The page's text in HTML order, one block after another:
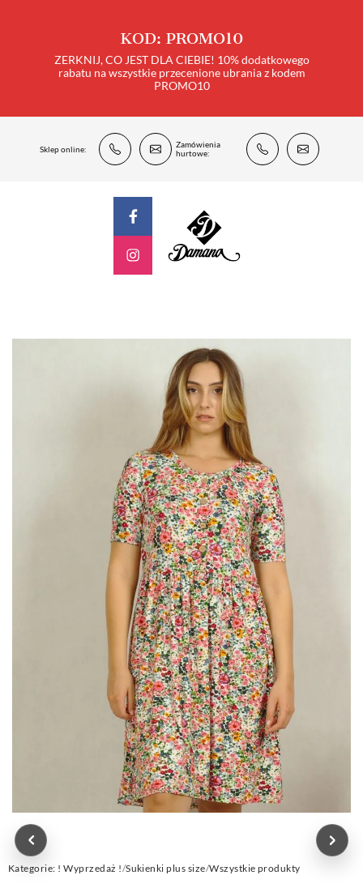
KOD: PROMO10
ZERKNIJ, CO JEST DLA CIEBIE! 10% dodatkowego
rabatu na wszystkie przecenione ubrania z kodem
PROMO10
Sklep online:
Zamówienia
hurtowe:
Kategorie: ! Wyprzedaż !/Sukienki plus size/Wszystkie produkty